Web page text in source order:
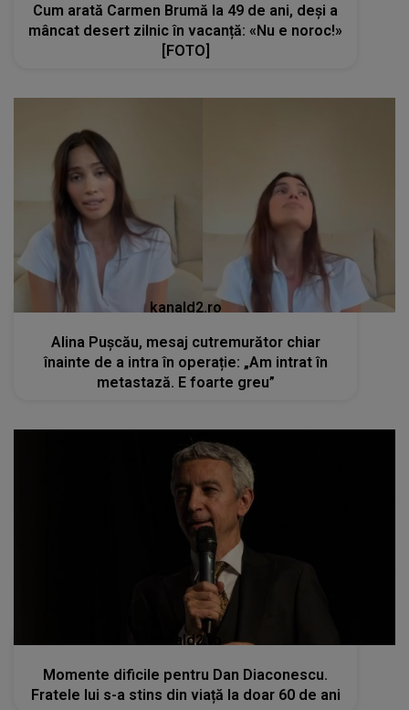
Cum arată Carmen Brumă la 49 de ani, deși a
mâncat desert zilnic în vacanță: «Nu e noroc!»
[FOTO]
kanald2.ro
Alina Pușcău, mesaj cutremurător chiar
înainte de a intra în operație: „Am intrat în
metastază. E foarte greu”
kanald2.ro
Momente dificile pentru Dan Diaconescu.
Fratele lui s-a stins din viață la doar 60 de ani